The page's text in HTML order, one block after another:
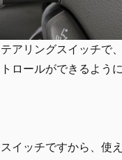
アリングスイッチで
ロールができるよう
イッチですから、使